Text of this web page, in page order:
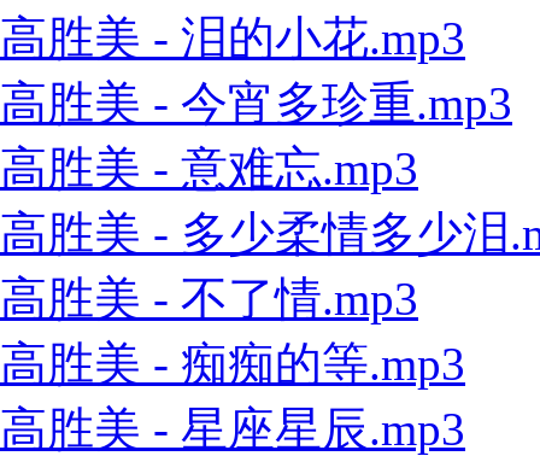
高胜美 - 泪的小花.mp3
高胜美 - 今宵多珍重.mp3
高胜美 - 意难忘.mp3
高胜美 - 多少柔情多少泪
高胜美 - 不了情.mp3
高胜美 - 痴痴的等.mp3
高胜美 - 星座星辰.mp3